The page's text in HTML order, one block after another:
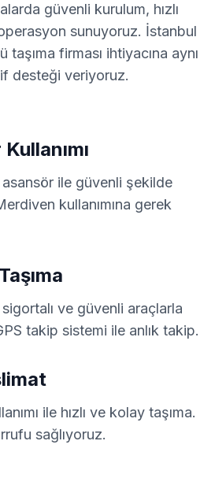
güvenli kurulum, hızlı
sunuyoruz. İstanbul
firması ihtiyacına aynı
desteği veriyoruz.
asansör ile güvenli şekilde
kullanımına gerek
sigortalı ve güvenli araçlarla
takip sistemi ile anlık takip.
ile hızlı ve kolay taşıma.
sağlıyoruz.